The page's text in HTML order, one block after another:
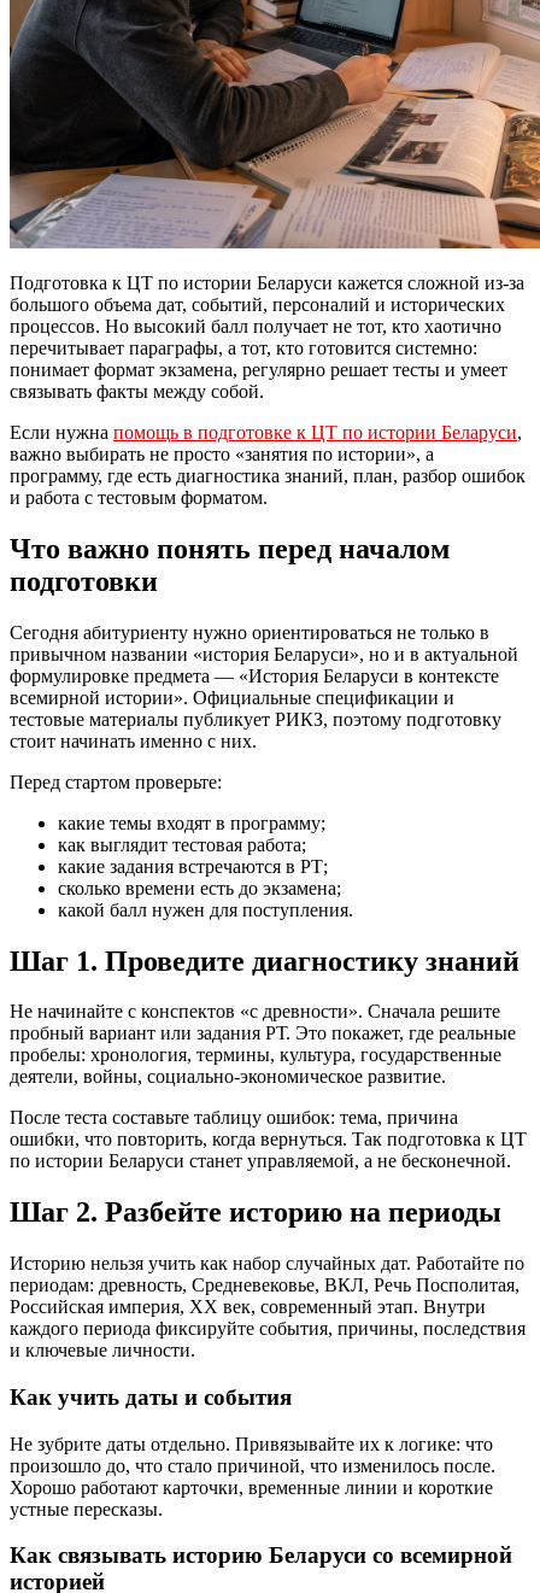
Подготовка к ЦТ по истории Беларуси кажется сложной из-за
большого объема дат, событий, персоналий и исторических
процессов. Но высокий балл получает не тот, кто хаотично
перечитывает параграфы, а тот, кто готовится системно:
понимает формат экзамена, регулярно решает тесты и умеет
связывать факты между собой.
Если нужна помощь в подготовке к ЦТ по истории Беларуси,
важно выбирать не просто «занятия по истории», а
программу, где есть диагностика знаний, план, разбор ошибок
и работа с тестовым форматом.
Что важно понять перед началом
подготовки
Сегодня абитуриенту нужно ориентироваться не только в
привычном названии «история Беларуси», но и в актуальной
формулировке предмета — «История Беларуси в контексте
всемирной истории». Официальные спецификации и
тестовые материалы публикует РИКЗ, поэтому подготовку
стоит начинать именно с них.
Перед стартом проверьте:
какие темы входят в программу;
как выглядит тестовая работа;
какие задания встречаются в РТ;
сколько времени есть до экзамена;
какой балл нужен для поступления.
Шаг 1. Проведите диагностику знаний
Не начинайте с конспектов «с древности». Сначала решите
пробный вариант или задания РТ. Это покажет, где реальные
пробелы: хронология, термины, культура, государственные
деятели, войны, социально-экономическое развитие.
После теста составьте таблицу ошибок: тема, причина
ошибки, что повторить, когда вернуться. Так подготовка к ЦТ
по истории Беларуси станет управляемой, а не бесконечной.
Шаг 2. Разбейте историю на периоды
Историю нельзя учить как набор случайных дат. Работайте по
периодам: древность, Средневековье, ВКЛ, Речь Посполитая,
Российская империя, ХХ век, современный этап. Внутри
каждого периода фиксируйте события, причины, последствия
и ключевые личности.
Как учить даты и события
Не зубрите даты отдельно. Привязывайте их к логике: что
произошло до, что стало причиной, что изменилось после.
Хорошо работают карточки, временные линии и короткие
устные пересказы.
Как связывать историю Беларуси со всемирной
историей